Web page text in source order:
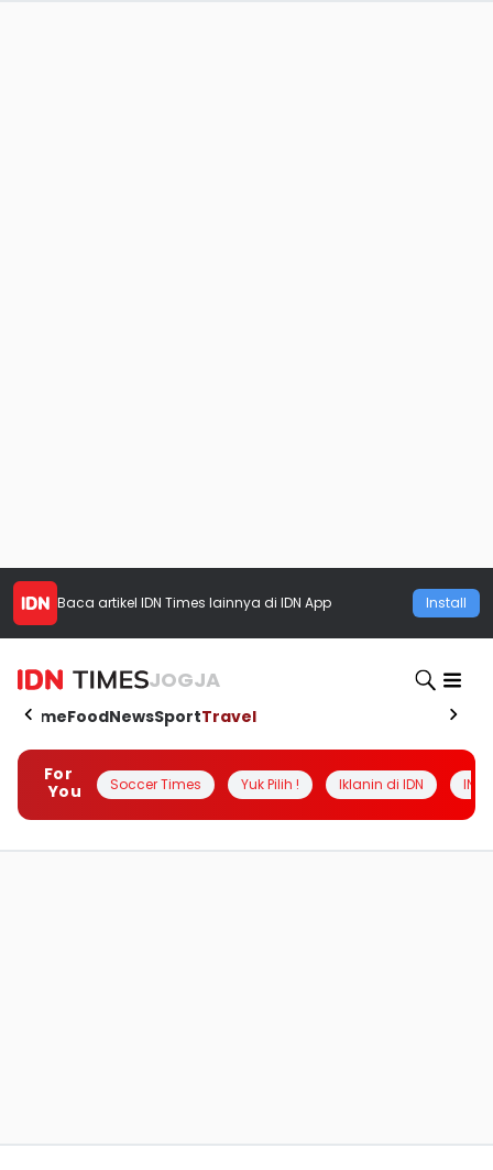
Baca artikel IDN Times lainnya di IDN App Install
JOGJA
HomeFoodNewsSportTravel
For
You
Soccer Times Yuk Pilih ! Iklanin di IDN